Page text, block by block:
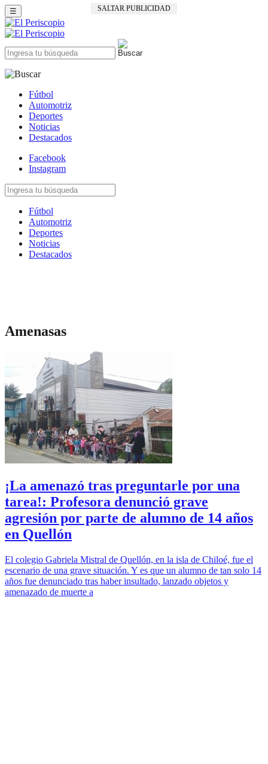
SALTAR PUBLICIDAD
☰
Fútbol
Automotriz
Deportes
Noticias
Destacados
Facebook
Instagram
Fútbol
Automotriz
Deportes
Noticias
Destacados
Amenasas
¡La amenazó tras preguntarle por una
tarea!: Profesora denunció grave
agresión por parte de alumno de 14 años
en Quellón
El colegio Gabriela Mistral de Quellón, en la isla de Chiloé, fue el
escenario de una grave situación. Y es que un alumno de tan solo 14
años fue denunciado tras haber insultado, lanzado objetos y
amenazado de muerte a